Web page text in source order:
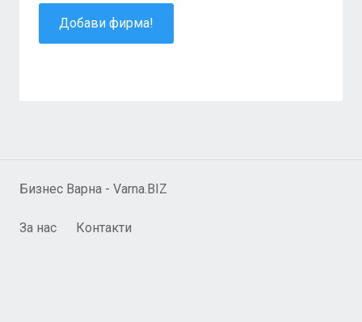
Добави фирма!
Бизнес Варна - Varna.BIZ
За нас Контакти